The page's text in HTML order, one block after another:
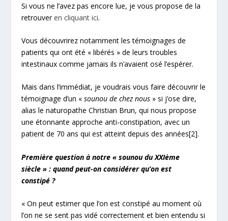
Si vous ne l’avez pas encore lue, je vous propose de la
retrouveren cliquant ici.
Vous découvrirez notamment les témoignages de
patients qui ont été « libérés » de leurs troubles
intestinaux comme jamais ils n’avaient osé l’espérer.
Mais dans l’immédiat, je voudrais vous faire découvrir le
témoignage d’un «sounou de chez nous » si j’ose dire,
alias le naturopathe Christian Brun, qui nous propose
une étonnante approche anti-constipation, avec un
patient de 70 ans qui est atteint depuis des années[2].
Première question à notre « sounou du XXIème
siècle » : quand peut-on considérer qu’on est
constipé ?
« On peut estimer que l’on est constipé au moment où
l’on ne se sent pas vidé correctement et bien entendu si